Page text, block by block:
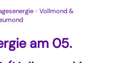
› Vollmond &
am 05.